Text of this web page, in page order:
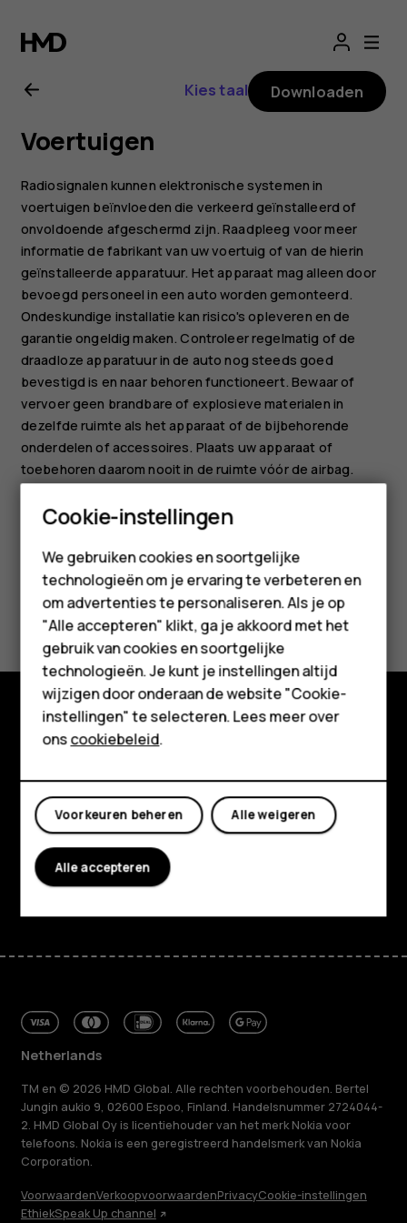
voor
Nokia
2.1
Smartphones
Feature phones
Accessoires
HMD Terra M
Voor bedrijven
Tablets
Shop
Mijn account
Kies taal Downloaden
Voertuigen
Radiosignalen kunnen elektronische systemen in
voertuigen beïnvloeden die verkeerd geïnstalleerd of
onvoldoende afgeschermd zijn. Raadpleeg voor meer
informatie de fabrikant van uw voertuig of van de hierin
geïnstalleerde apparatuur. Het apparaat mag alleen door
bevoegd personeel in een auto worden gemonteerd.
Ondeskundige installatie kan risico's opleveren en de
garantie ongeldig maken. Controleer regelmatig of de
draadloze apparatuur in de auto nog steeds goed
bevestigd is en naar behoren functioneert. Bewaar of
vervoer geen brandbare of explosieve materialen in
dezelfde ruimte als het apparaat of de bijbehorende
onderdelen of accessoires. Plaats uw apparaat of
toebehoren daarom nooit in de ruimte vóór de airbag.
Was deze informatie nuttig?
Ja Nee
Shop
Planet and people
Klantenservice
FacebookInstagram
TiktokYoutube
Netherlands
TM en © 2026 HMD Global. Alle rechten voorbehouden. Bertel
Jungin aukio 9, 02600 Espoo, Finland. Handelsnummer 2724044-
2. HMD Global Oy is licentiehouder van het merk Nokia voor
telefoons. Nokia is een geregistreerd handelsmerk van Nokia
Corporation.
VoorwaardenVerkoopvoorwaardenPrivacyCookie-instellingen
EthiekSpeak Up channel
Cookie-instellingen
We gebruiken cookies en soortgelijke
technologieën om je ervaring te verbeteren en
om advertenties te personaliseren. Als je op
"Alle accepteren" klikt, ga je akkoord met het
gebruik van cookies en soortgelijke
technologieën. Je kunt je instellingen altijd
wijzigen door onderaan de website "Cookie-
instellingen" te selecteren. Lees meer over
onscookiebeleid.
Alle weigeren
Voorkeuren beheren
Alle accepteren